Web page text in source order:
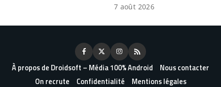
7 août 2026
À propos de Droidsoft – Média 100% Android
Nous contacter
On recrute
Confidentialité Mentions légales